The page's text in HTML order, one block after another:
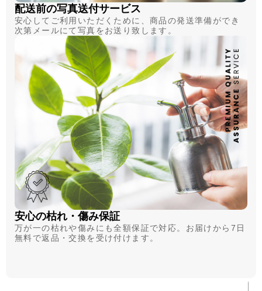
配送前の写真送付サービス
安心してご利用いただくために、商品の発送準備ができ
次第メールにて写真をお送り致します。
安心の枯れ・傷み保証
万が一の枯れや傷みにも全額保証で対応。お届けから7日
無料で返品・交換を受け付けます。